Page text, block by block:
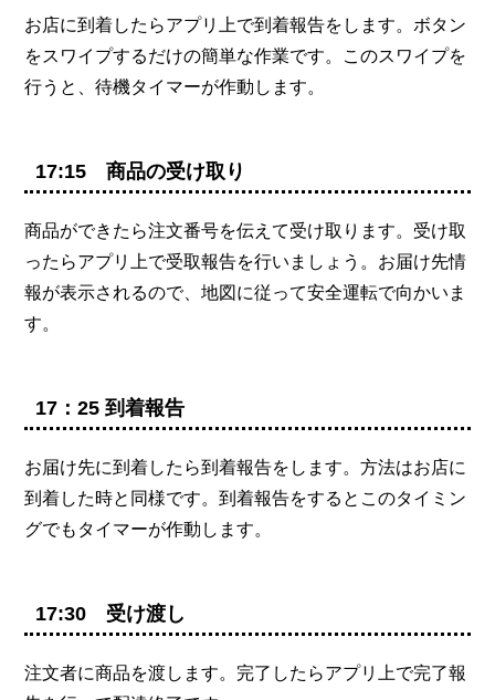
お店に到着したらアプリ上で到着報告をします。ボタン
をスワイプするだけの簡単な作業です。このスワイプを
行うと、待機タイマーが作動します。
17:15 商品の受け取り
商品ができたら注文番号を伝えて受け取ります。受け取
ったらアプリ上で受取報告を行いましょう。お届け先情
報が表示されるので、地図に従って安全運転で向かいま
す。
17：25 到着報告
お届け先に到着したら到着報告をします。方法はお店に
到着した時と同様です。到着報告をするとこのタイミン
グでもタイマーが作動します。
17:30 受け渡し
注文者に商品を渡します。完了したらアプリ上で完了報